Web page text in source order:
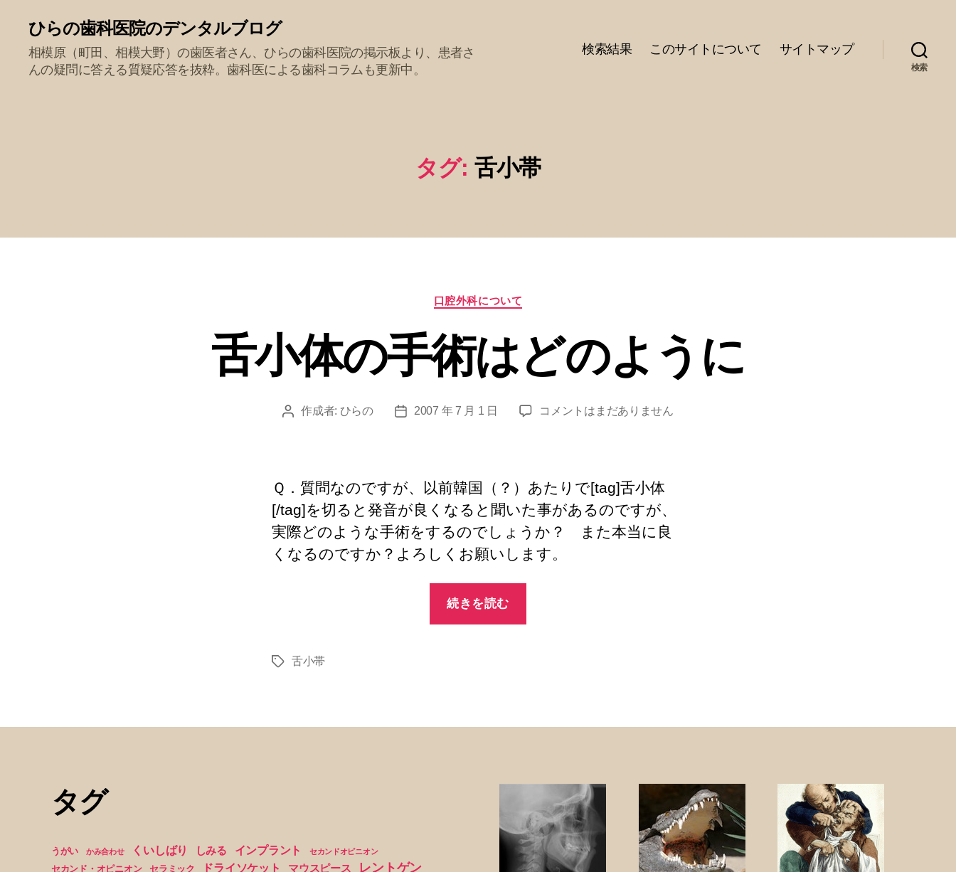
ひらの歯科医院のデンタルブログ
相模原（町田、相模大野）の歯医者さん、ひらの歯科医院の掲示板より、患者さ
んの疑問に答える質疑応答を抜粋。歯科医による歯科コラムも更新中。
検索結果 このサイトについて サイトマップ
検索
タグ: 舌小帯
カ
テ
リ
ー
口腔外科について
舌小体の手術はどのように
投 作成者: ひらの
投
2007 年 7 月 1 日
舌
術
は
ど
の
よ
コメントはまだありません
Ｑ．質問なのですが、以前韓国（？）あたりで[tag]舌小体
[/tag]を切ると発音が良くなると聞いた事があるのですが、
実際どのような手術をするのでしょうか？ また本当に良
くなるのですか？よろしくお願いします。
続きを読む
は
う
に”
タ
舌小帯
タグ
うがい かみ合わせ くいしばり しみる インプラント セカンドオピニオン
セカンド・オピニオン セラミック ドライソケット マウスピース レントゲン